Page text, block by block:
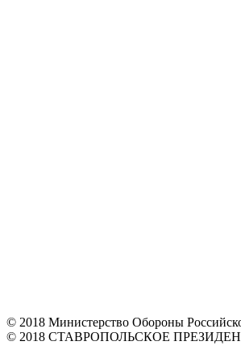
© 2018 Министерство Обороны
© 2018 СТАВРОПОЛЬСКОЕ